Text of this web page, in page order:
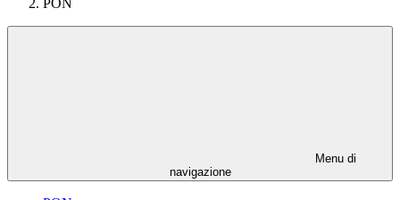
PON
Menu di
navigazione